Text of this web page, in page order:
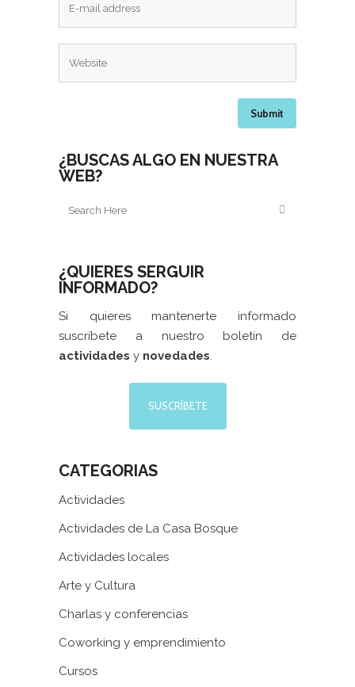
¿BUSCAS ALGO EN NUESTRA
WEB?
¿QUIERES SERGUIR
INFORMADO?
Si quieres mantenerte informado
suscríbete a nuestro boletín de
actividades y novedades.
SUSCRÍBETE
CATEGORIAS
Actividades
Actividades de La Casa Bosque
Actividades locales
Arte y Cultura
Charlas y conferencias
Coworking y emprendimiento
Cursos